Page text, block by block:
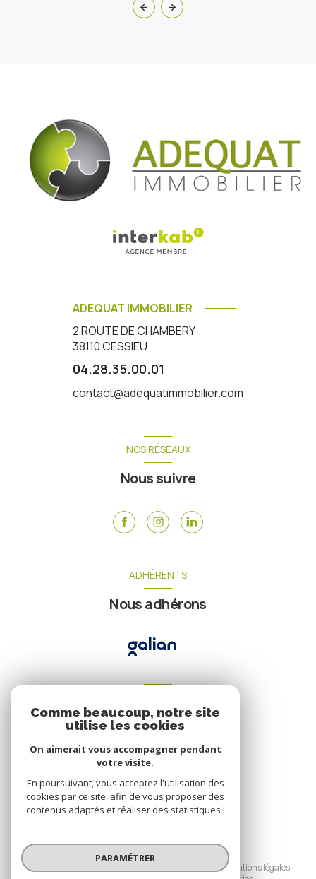
ADEQUAT IMMOBILIER
2 ROUTE DE CHAMBERY
38110CESSIEU
04.28.35.00.01
contact@adequatimmobilier.com
NOS RÉSEAUX
Nous suivre
ADHÉRENTS
Nous adhérons
Espace propriétaire
© 2026 | Tous droits réservés
Mentions légales
Comme beaucoup, notre site
utilise les cookies
On aimerait vous accompagner pendant
votre visite.
En poursuivant, vous acceptez l'utilisation des
cookies par ce site, afin de vous proposer des
contenus adaptés et réaliser des statistiques !
PARAMÉTRER